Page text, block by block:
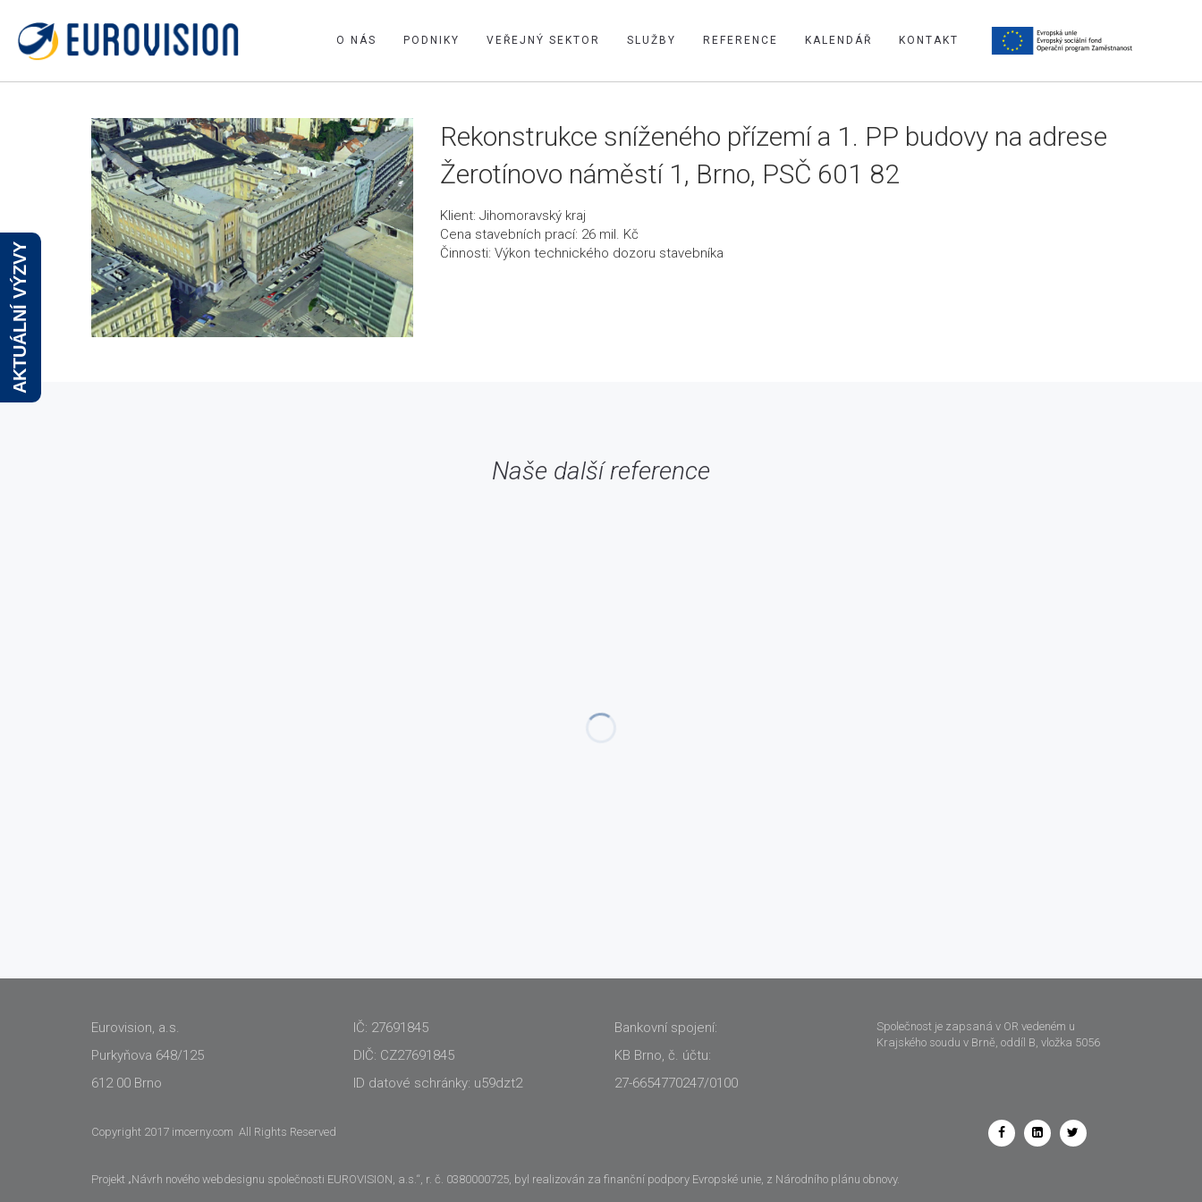
O NÁS PODNIKY VEŘEJNÝ SEKTOR SLUŽBY REFERENCE KALENDÁŘ KONTAKT
Rekonstrukce sníženého přízemí a 1. PP budovy na adrese
Žerotínovo náměstí 1, Brno, PSČ 601 82
Klient: Jihomoravský kraj
Cena stavebních prací: 26 mil. Kč
Činnosti: Výkon technického dozoru stavebníka
Naše další reference
Eurovision, a.s.
Purkyňova 648/125
612 00 Brno
IČ: 27691845
DIČ: CZ27691845
ID datové schránky: u59dzt2
Bankovní spojení:
KB Brno, č. účtu:
27-6654770247/0100
Společnost je zapsaná v OR vedeném u
Krajského soudu v Brně, oddíl B, vložka 5056
Copyright 2017 imcerny.com All Rights Reserved
Projekt „Návrh nového webdesignu společnosti EUROVISION, a.s.“, r. č. 0380000725, byl realizován za finanční podpory Evropské unie, z Národního plánu obnovy.
AKTUÁLNÍ VÝZVY